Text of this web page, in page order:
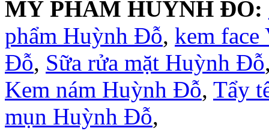
MỸ PHẨM HUỲNH ĐỖ:
phẩm Huỳnh Đỗ, kem
Đỗ, Sữa rửa mặt Huỳnh Đỗ
Kem nám Huỳnh Đỗ, Tẩy
mụn Huỳnh Đỗ,